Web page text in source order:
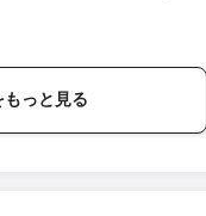
っと見る